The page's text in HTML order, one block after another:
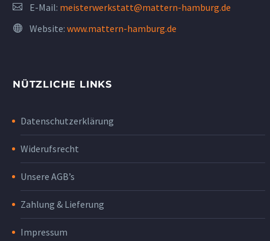
E-Mail: meisterwerkstatt@mattern-hamburg.de
Website: www.mattern-hamburg.de
NÜTZLICHE LINKS
Datenschutzerklärung
Widerufsrecht
Unsere AGB’s
Zahlung & Lieferung
Impressum